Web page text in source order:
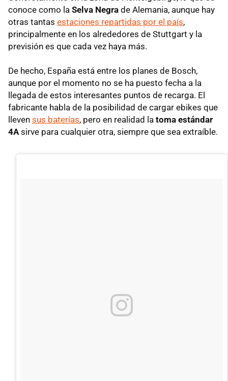
conoce como la Selva Negra de Alemania, aunque hay
otras tantas estaciones repartidas por el país,
principalmente en los alrededores de Stuttgart y la
previsión es que cada vez haya más.
De hecho, España está entre los planes de Bosch,
aunque por el momento no se ha puesto fecha a la
llegada de estos interesantes puntos de recarga. El
fabricante habla de la posibilidad de cargar ebikes que
lleven sus baterías, pero en realidad la toma estándar
4Asirve para cualquier otra, siempre que sea extraíble.